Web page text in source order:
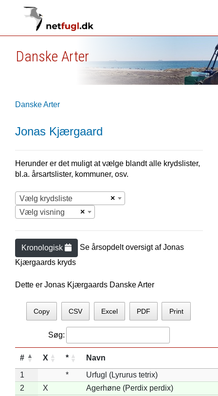
Danske Arter
Danske Arter
Jonas Kjærgaard
Herunder er det muligt at vælge blandt alle krydslister,
bl.a. årsartslister, kommuner, osv.
×
Vælg krydsliste
×
Vælg visning
Kronologisk Se årsopdelt oversigt afJonas
Kjærgaards kryds
Dette er Jonas Kjærgaards Danske Arter
Copy CSV Excel PDF Print
Søg:
# X * Navn
1 *
Urfugl (Lyrurus tetrix)
2
X
Agerhøne (Perdix perdix)